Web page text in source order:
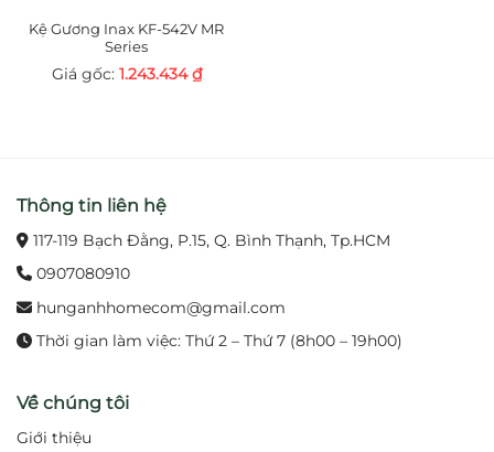
Kệ Gương Inax KF-542V MR
Series
1.243.434₫
Thông tin liên hệ
117-119 Bạch Đằng, P.15, Q. Bình Thạnh, Tp.HCM
0907080910
hunganhhomecom@gmail.com
Thời gian làm việc: Thứ 2 – Thứ 7 (8h00 – 19h00)
Về chúng tôi
Giới thiệu